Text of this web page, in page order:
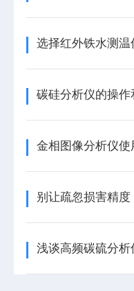
碳硅分析仪的操作
金相图像分析仪